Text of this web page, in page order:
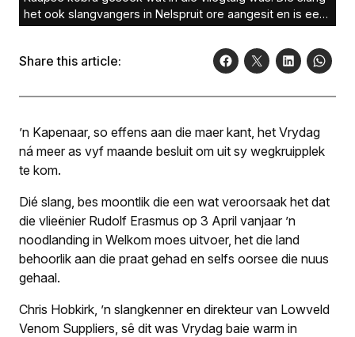
het ook slangvangers in Nelspruit ore aangesit en is eers
die afgelope Vrydag gevang.Foto: Verskaf
Share this article:
’n Kapenaar, so effens aan die maer kant, het Vrydag
ná meer as vyf maande besluit om uit sy wegkruipplek
te kom.
Dié slang, bes moontlik die een wat veroorsaak het dat
die vlieënier Rudolf Erasmus op 3 April vanjaar ’n
noodlanding in Welkom moes uitvoer, het die land
behoorlik aan die praat gehad en selfs oorsee die nuus
gehaal.
Chris Hobkirk, ’n slangkenner en direkteur van Lowveld
Venom Suppliers, sê dit was Vrydag baie warm in